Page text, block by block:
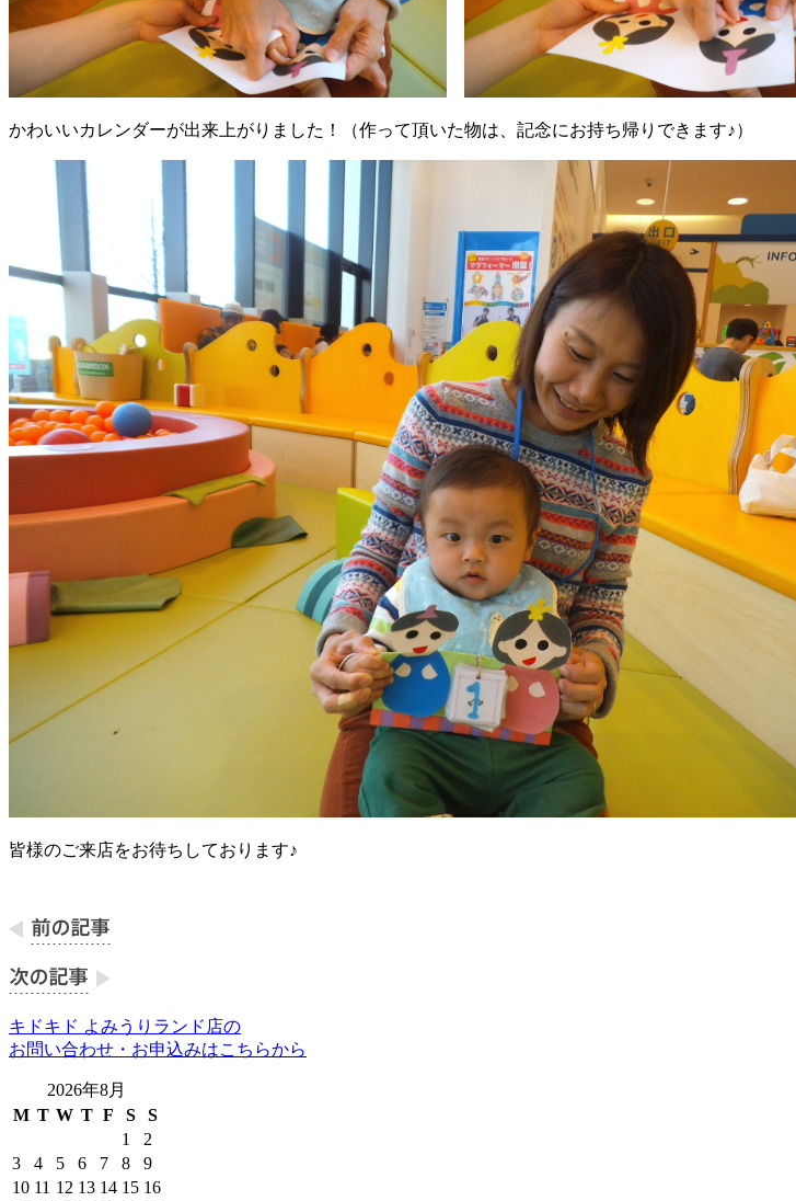
かわいいカレンダーが出来上がりました！（作って頂いた物は、記念にお持ち帰りできます♪）
皆様のご来店をお待ちしております♪
キドキド よみうりランド店の
お問い合わせ・お申込みはこちらから
2026年8月
M T W T F S
S
1
2
3
4 5 6 7 8
9
10 11 12 13 14 15 16